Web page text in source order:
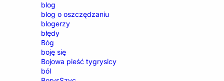
blog
blog o oszczędzaniu
blogerzy
błędy
Bóg
boję się
Bojowa pieść tygrysicy
ból